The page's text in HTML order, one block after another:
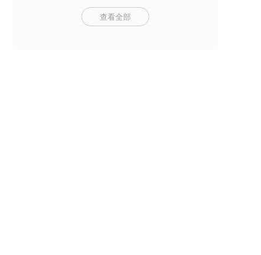
日，安徽省黄山市当地民警先后救
助国家一级保护动物白锦长尾稚和
野生梅花
查看全部